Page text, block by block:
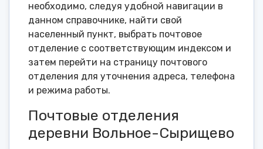
необходимо, следуя удобной навигации в
данном справочнике, найти свой
населенный пункт, выбрать почтовое
отделение с соответствующим индексом и
затем перейти на страницу почтового
отделения для уточнения адреса, телефона
и режима работы.
Почтовые отделения
деревни Вольное-Сырищево